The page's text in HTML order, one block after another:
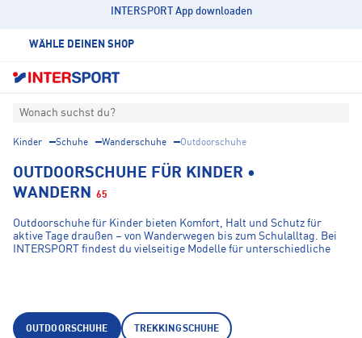
INTERSPORT App downloaden
WÄHLE DEINEN SHOP
Wonach suchst du?
Kinder Schuhe Wanderschuhe Outdoorschuhe
OUTDOORSCHUHE FÜR KINDER •
WANDERN 65
Outdoorschuhe für Kinder bieten Komfort, Halt und Schutz für
aktive Tage draußen – von Wanderwegen bis zum Schulalltag. Bei
INTERSPORT findest du vielseitige Modelle für unterschiedliche
OUTDOORSCHUHE TREKKINGSCHUHE